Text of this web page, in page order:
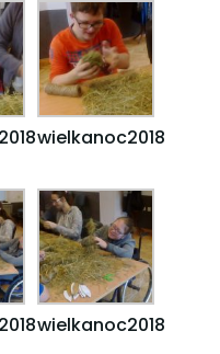
wielkanoc2018
wielkanoc2018